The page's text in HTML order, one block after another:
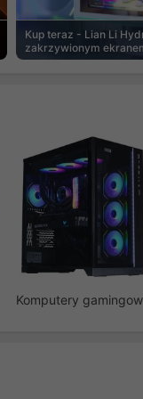
Kup teraz - Lian Li
zakrzywionym
Komputery